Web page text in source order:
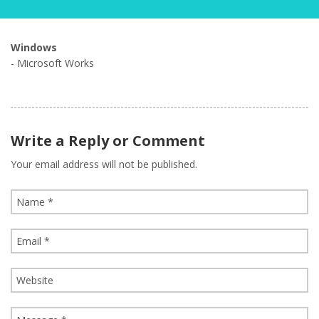
Windows
- Microsoft Works
Write a Reply or Comment
Your email address will not be published.